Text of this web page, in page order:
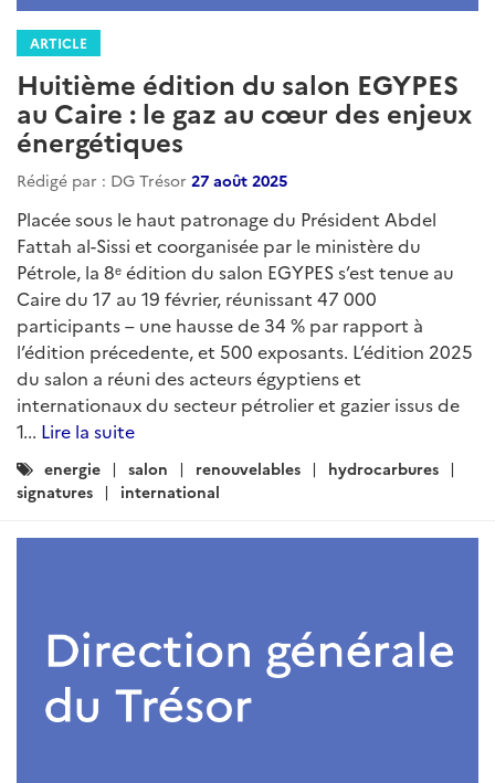
ARTICLE
Huitième édition du salon EGYPES
au Caire : le gaz au cœur des enjeux
énergétiques
Rédigé par : DG Trésor 27 août 2025
Placée sous le haut patronage du Président Abdel
Fattah al-Sissi et coorganisée par le ministère du
Pétrole, la 8ᵉ édition du salon EGYPES s’est tenue au
Caire du 17 au 19 février, réunissant 47 000
participants – une hausse de 34 % par rapport à
l’édition précedente, et 500 exposants. L’édition 2025
du salon a réuni des acteurs égyptiens et
internationaux du secteur pétrolier et gazier issus de
1... Lire la suite
Catégories
:
energie salon renouvelables
hydrocarbures
signatures
international